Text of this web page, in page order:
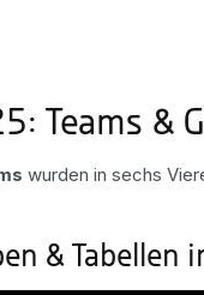
Teams &
wurden in sechs
& Tabellen